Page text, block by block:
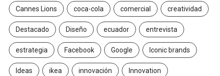
Cannes Lions coca-cola comercial creatividad
Destacado Diseño ecuador entrevista
estrategia Facebook Google Iconic brands
Ideas ikea innovación Innovation